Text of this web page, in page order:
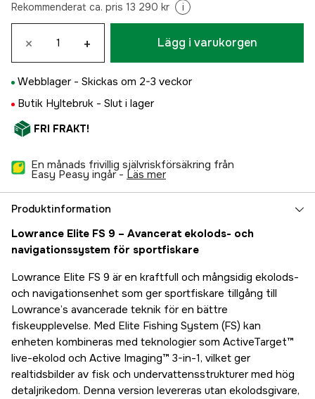
Rekommenderat ca. pris 13 290 kr i
× + Lägg i varukorgen
Webblager - Skickas om 2-3 veckor
Butik Hyltebruk - Slut i lager
FRI FRAKT!
En månads frivillig självriskförsäkring från
Easy Peasy ingår - läs mer
Produktinformation
Lowrance Elite FS 9 – Avancerat ekolods- och
navigationssystem för sportfiskare
Lowrance Elite FS 9 är en kraftfull och mångsidig ekolods-
och navigationsenhet som ger sportfiskare tillgång till
Lowrance’s avancerade teknik för en bättre
fiskeupplevelse. Med Elite Fishing System (FS) kan
enheten kombineras med teknologier som ActiveTarget™
live-ekolod och Active Imaging™ 3-in-1, vilket ger
realtidsbilder av fisk och undervattensstrukturer med hög
detaljrikedom. Denna version levereras utan ekolodsgivare,